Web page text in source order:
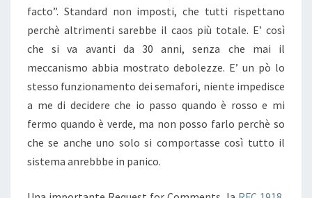
facto”. Standard non imposti, che tutti rispettano
perchè altrimenti sarebbe il caos più totale. E’ così
che si va avanti da 30 anni, senza che mai il
meccanismo abbia mostrato debolezze. E’ un pò lo
stesso funzionamento dei semafori, niente impedisce
a me di decidere che io passo quando è rosso e mi
fermo quando è verde, ma non posso farlo perchè so
che se anche uno solo si comportasse così tutto il
sistema anrebbbe in panico.